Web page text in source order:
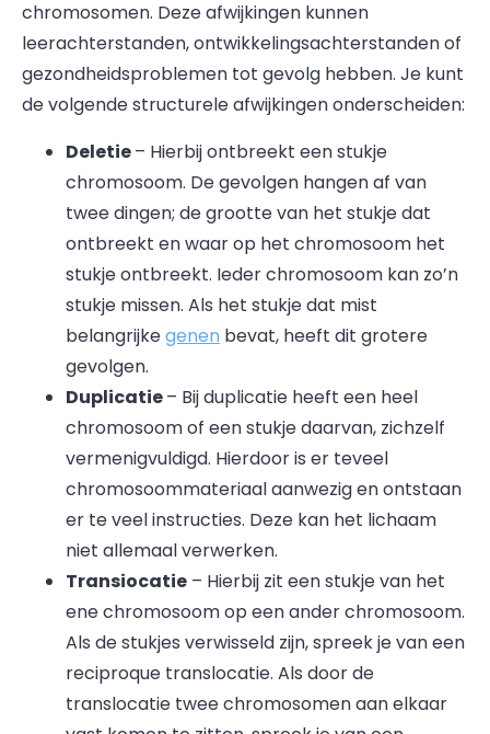
chromosomen. Deze afwijkingen kunnen
leerachterstanden, ontwikkelingsachterstanden of
gezondheidsproblemen tot gevolg hebben. Je kunt
de volgende structurele afwijkingen onderscheiden:
Deletie– Hierbij ontbreekt een stukje
chromosoom. De gevolgen hangen af van
twee dingen; de grootte van het stukje dat
ontbreekt en waar op het chromosoom het
stukje ontbreekt. Ieder chromosoom kan zo’n
stukje missen. Als het stukje dat mist
belangrijkegenen bevat, heeft dit grotere
gevolgen.
Duplicatie– Bij duplicatie heeft een heel
chromosoom of een stukje daarvan, zichzelf
vermenigvuldigd. Hierdoor is er teveel
chromosoommateriaal aanwezig en ontstaan
er te veel instructies. Deze kan het lichaam
niet allemaal verwerken.
Transiocatie – Hierbij zit een stukje van het
ene chromosoom op een ander chromosoom.
Als de stukjes verwisseld zijn, spreek je van een
reciproque translocatie. Als door de
translocatie twee chromosomen aan elkaar